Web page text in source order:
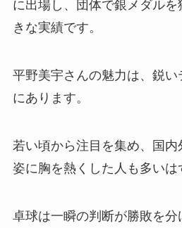
に出場し、団体で銀メダル
きな実績です。
平野美宇さんの魅力は、鋭
にあります。
若い頃から注目を集め、国内
姿に胸を熱くした人も多いは
卓球は一瞬の判断が勝敗を